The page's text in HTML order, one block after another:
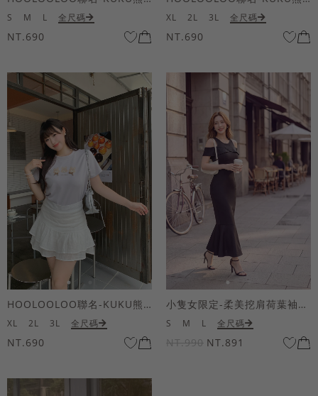
S M L 全尺碼
NT.690
XL 2L 3L 全尺碼
NT.690
HOOLOOLOO聯名-KUKU熊蝴蝶結短袖上衣
XL 2L 3L 全尺碼
NT.690
小隻女限定-柔美挖肩荷葉袖魚尾長洋裝
S M L 全尺碼
NT.990 NT.891